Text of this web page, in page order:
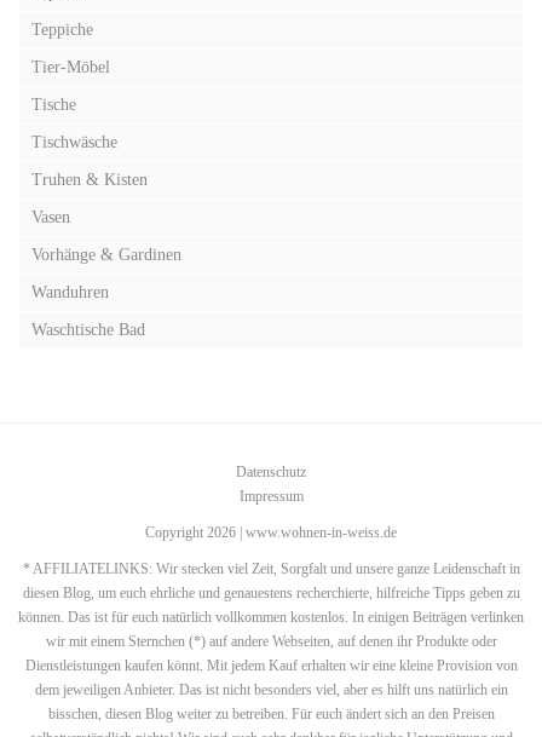
Teppiche
Tier-Möbel
Tische
Tischwäsche
Truhen & Kisten
Vasen
Vorhänge & Gardinen
Wanduhren
Waschtische Bad
Datenschutz
Impressum
Copyright 2026 | www.wohnen-in-weiss.de
* AFFILIATELINKS: Wir stecken viel Zeit, Sorgfalt und unsere ganze Leidenschaft in
diesen Blog, um euch ehrliche und genauestens recherchierte, hilfreiche Tipps geben zu
können. Das ist für euch natürlich vollkommen kostenlos. In einigen Beiträgen verlinken
wir mit einem Sternchen (*) auf andere Webseiten, auf denen ihr Produkte oder
Dienstleistungen kaufen könnt. Mit jedem Kauf erhalten wir eine kleine Provision von
dem jeweiligen Anbieter. Das ist nicht besonders viel, aber es hilft uns natürlich ein
bisschen, diesen Blog weiter zu betreiben. Für euch ändert sich an den Preisen